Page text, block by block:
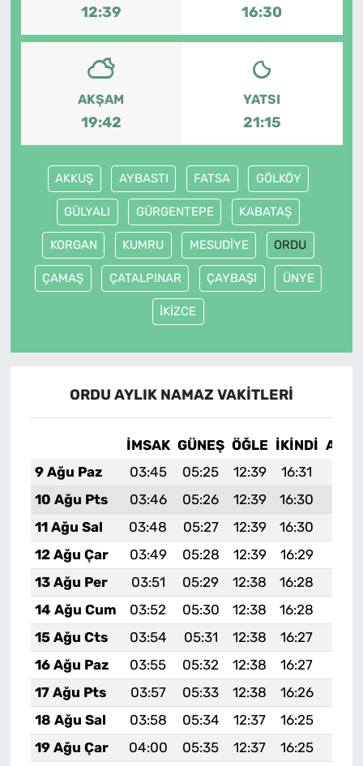
12:39 16:30
AKŞAM
19:42
YATSI
21:15
AKKUŞ AYBASTI FATSA GÖLKÖY
GÜLYALI GÜRGENTEPE KABATAŞ
KORGAN KUMRU MESUDİYE ORDU
ÇAMAŞ ÇATALPINAR ÇAYBAŞI ÜNYE
İKİZCE
ORDU AYLIK NAMAZ VAKITLERI
İMSAK GÜNEŞ ÖĞLE İKINDI
9 Ağu Paz
03:45 05:25 12:39 16:31
10 Ağu Pts
03:46 05:26 12:39 16:30
11 Ağu Sal
03:48 05:27 12:39 16:30
12 Ağu Çar
03:49 05:28 12:39 16:29
13 Ağu Per
03:51 05:29 12:38 16:28
14 Ağu Cum
03:52 05:30 12:38 16:28
15 Ağu Cts
03:54 05:31 12:38 16:27
16 Ağu Paz
03:55 05:32 12:38 16:27
17 Ağu Pts
03:57 05:33 12:38 16:26
18 Ağu Sal
03:58 05:34 12:37 16:25
19 Ağu Çar
04:00 05:35 12:37 16:25